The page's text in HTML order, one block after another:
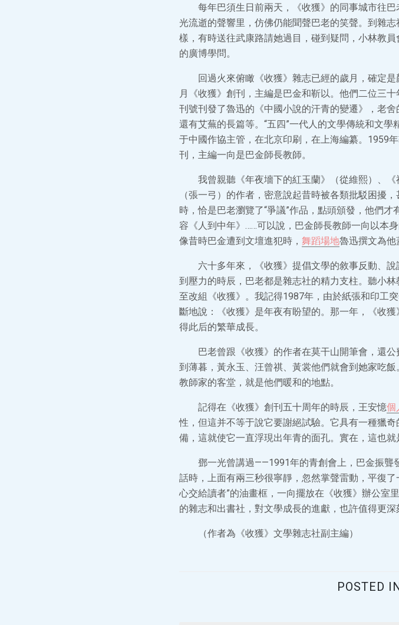
每年巴須生日前兩天，《收獲》的同事城市往
光流逝的聲響里，仿佛仍能聞聲巴老的笑聲。到雜
樣，有時送往武康路請她過目，碰到疑問，小林教
的廣博學問。
回過火來俯瞰《收獲》雜志已經的歲月，確定
月《收獲》創刊，主編是巴金和靳以。他們二位三
刊號刊發了魯迅的《中國小說的汗青的變遷》，老
還有艾蕪的長篇等。“五四”一代人的文學傳統和文
于中國作協主管，在北京印刷，在上海編纂。1959
刊，主編一向是巴金師長教師。
我曾親聽《年夜墻下的紅玉蘭》（從維熙）、
（張一弓）的作者，密意說起昔時被各類批駁困擾
時，恰是巴老瀏覽了“爭議”作品，點頭頒發，他們
容《人到中年》……可以說，巴金師長教師一向以本
像昔時巴金遭到文壇進犯時， 舞蹈場地魯迅撰文為他
六十多年來，《收獲》提倡文學的敘事反動、
到壓力的時辰，巴老都是雜志社的精力支柱。聽小
至改組《收獲》。我記得1987年，由於紙張和印工
斷地說：《收獲》是年夜有盼望的。那一年，《收
得此后的繁華成長。
巴老曾跟《收獲》的作者在莫干山開筆會，還
到薄暮，黃永玉、汪曾祺、黃裳他們就會到她家吃
教師家的客堂，就是他們暖和的地點。
記得在《收獲》創刊五十周年的時辰，王安憶個
性，但這并不等于說它要謝絕試驗。它具有一種獵
備，這就使它一直浮現出年青的面孔。實在，這也
鄧一光曾講過——1991年的青創會上，巴金振聾
話時，上面有兩三秒很寧靜，忽然掌聲雷動，平復
心交給讀者”的油畫框，一向擺放在《收獲》辦公室
的雜志和出書社，對文學成長的進獻，也許值得更深
（作者為《收獲》文學雜志社副主編）
POSTED